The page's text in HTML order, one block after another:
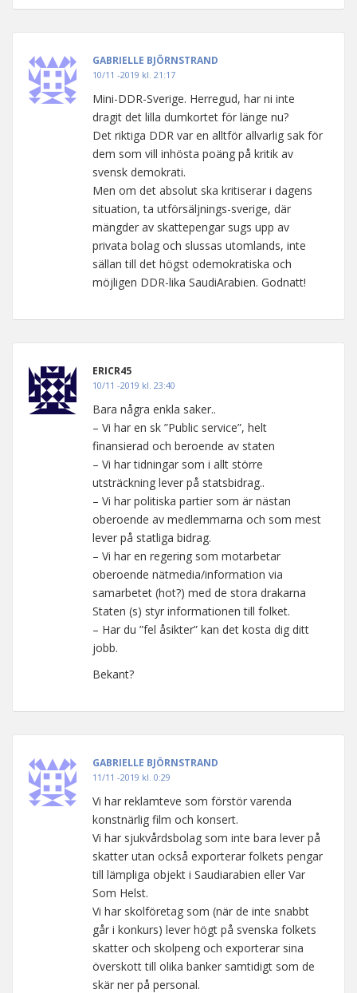
GABRIELLE BJÖRNSTRAND
10/11 -2019 kl. 21:17
Mini-DDR-Sverige. Herregud, har ni inte
dragit det lilla dumkortet för länge nu?
Det riktiga DDR var en alltför allvarlig sak för
dem som vill inhösta poäng på kritik av
svensk demokrati.
Men om det absolut ska kritiserar i dagens
situation, ta utförsäljnings-sverige, där
mängder av skattepengar sugs upp av
privata bolag och slussas utomlands, inte
sällan till det högst odemokratiska och
möjligen DDR-lika SaudiArabien. Godnatt!
ERICR45
10/11 -2019 kl. 23:40
Bara några enkla saker..
– Vi har en sk ”Public service”, helt
finansierad och beroende av staten
– Vi har tidningar som i allt större
utsträckning lever på statsbidrag..
– Vi har politiska partier som är nästan
oberoende av medlemmarna och som mest
lever på statliga bidrag.
– Vi har en regering som motarbetar
oberoende nätmedia/information via
samarbetet (hot?) med de stora drakarna
Staten (s) styr informationen till folket.
– Har du ”fel åsikter” kan det kosta dig ditt
jobb.
Bekant?
GABRIELLE BJÖRNSTRAND
11/11 -2019 kl. 0:29
Vi har reklamteve som förstör varenda
konstnärlig film och konsert.
Vi har sjukvårdsbolag som inte bara lever på
skatter utan också exporterar folkets pengar
till lämpliga objekt i Saudiarabien eller Var
Som Helst.
Vi har skolföretag som (när de inte snabbt
går i konkurs) lever högt på svenska folkets
skatter och skolpeng och exporterar sina
överskott till olika banker samtidigt som de
skär ner på personal.